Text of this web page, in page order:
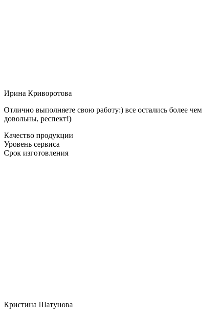
Ирина Криворотова
Отлично выполняете свою работу:) все остались более чем
довольны, респект!)
Качество продукции
Уровень сервиса
Срок изготовления
Кристина Шатунова